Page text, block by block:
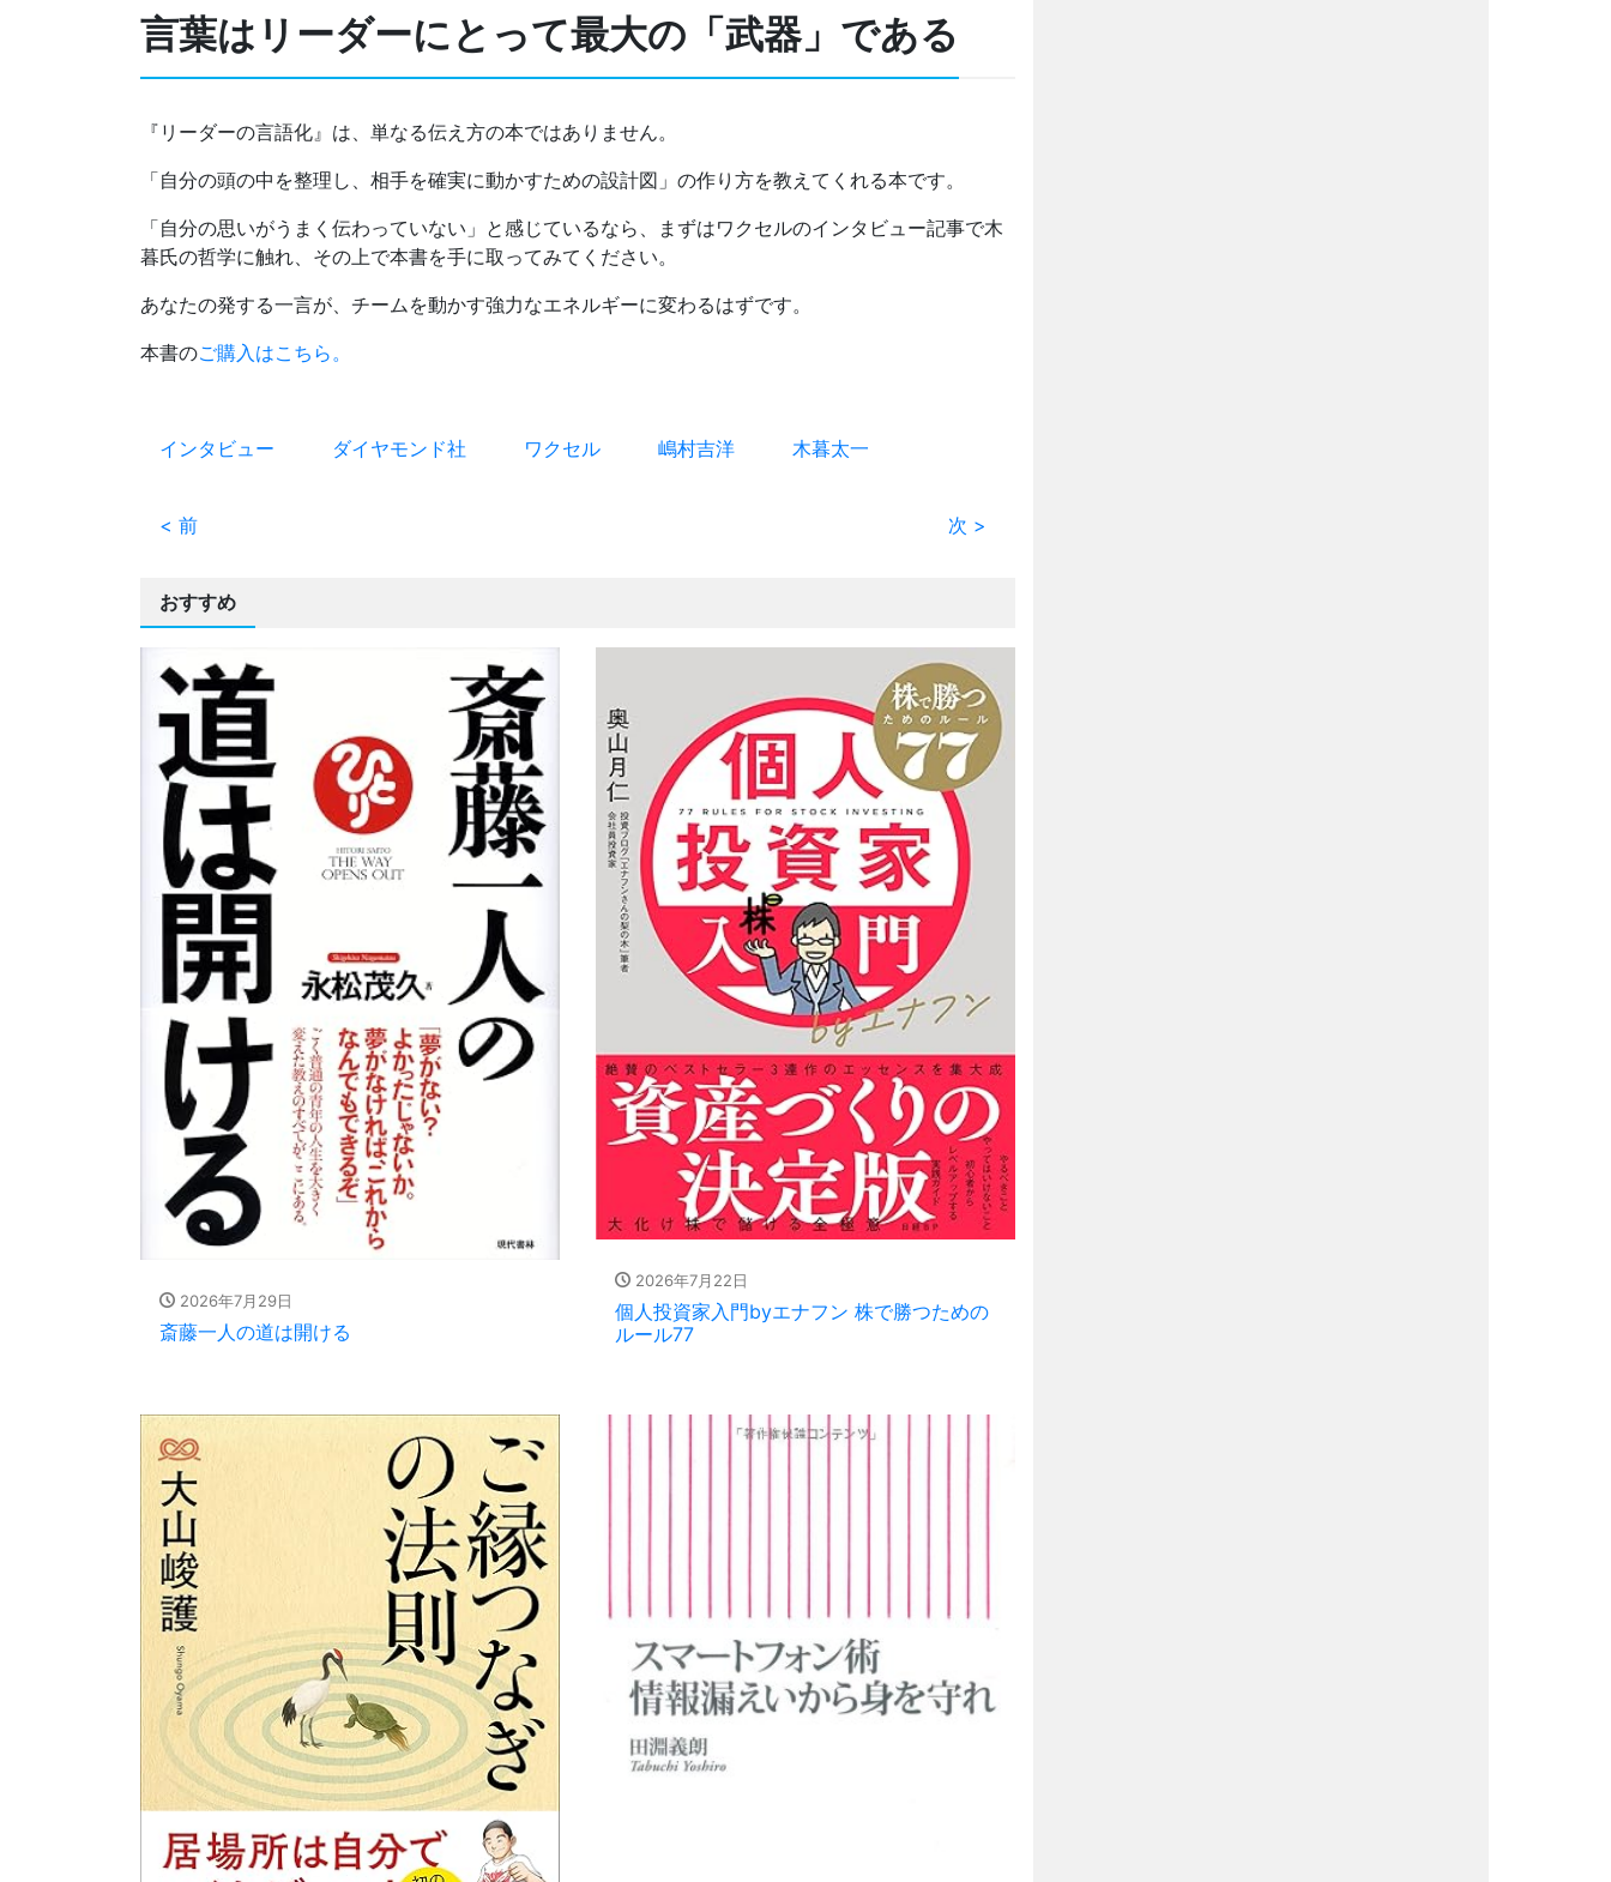
言葉はリーダーにとって最大の「武器」である
『リーダーの言語化』は、単なる伝え方の本ではありません。
「自分の頭の中を整理し、相手を確実に動かすための設計図」の作り方を教えてくれる本です。
「自分の思いがうまく伝わっていない」と感じているなら、まずはワクセルのインタビュー記事で木
暮氏の哲学に触れ、その上で本書を手に取ってみてください。
あなたの発する一言が、チームを動かす強力なエネルギーに変わるはずです。
本書のご購入はこちら。
インタビュー ダイヤモンド社 ワクセル 嶋村吉洋 木暮太一
< 前 次 >
おすすめ
2026年7月29日
斎藤一人の道は開ける
2026年7月22日
個人投資家入門byエナフン 株で勝つための
ルール77